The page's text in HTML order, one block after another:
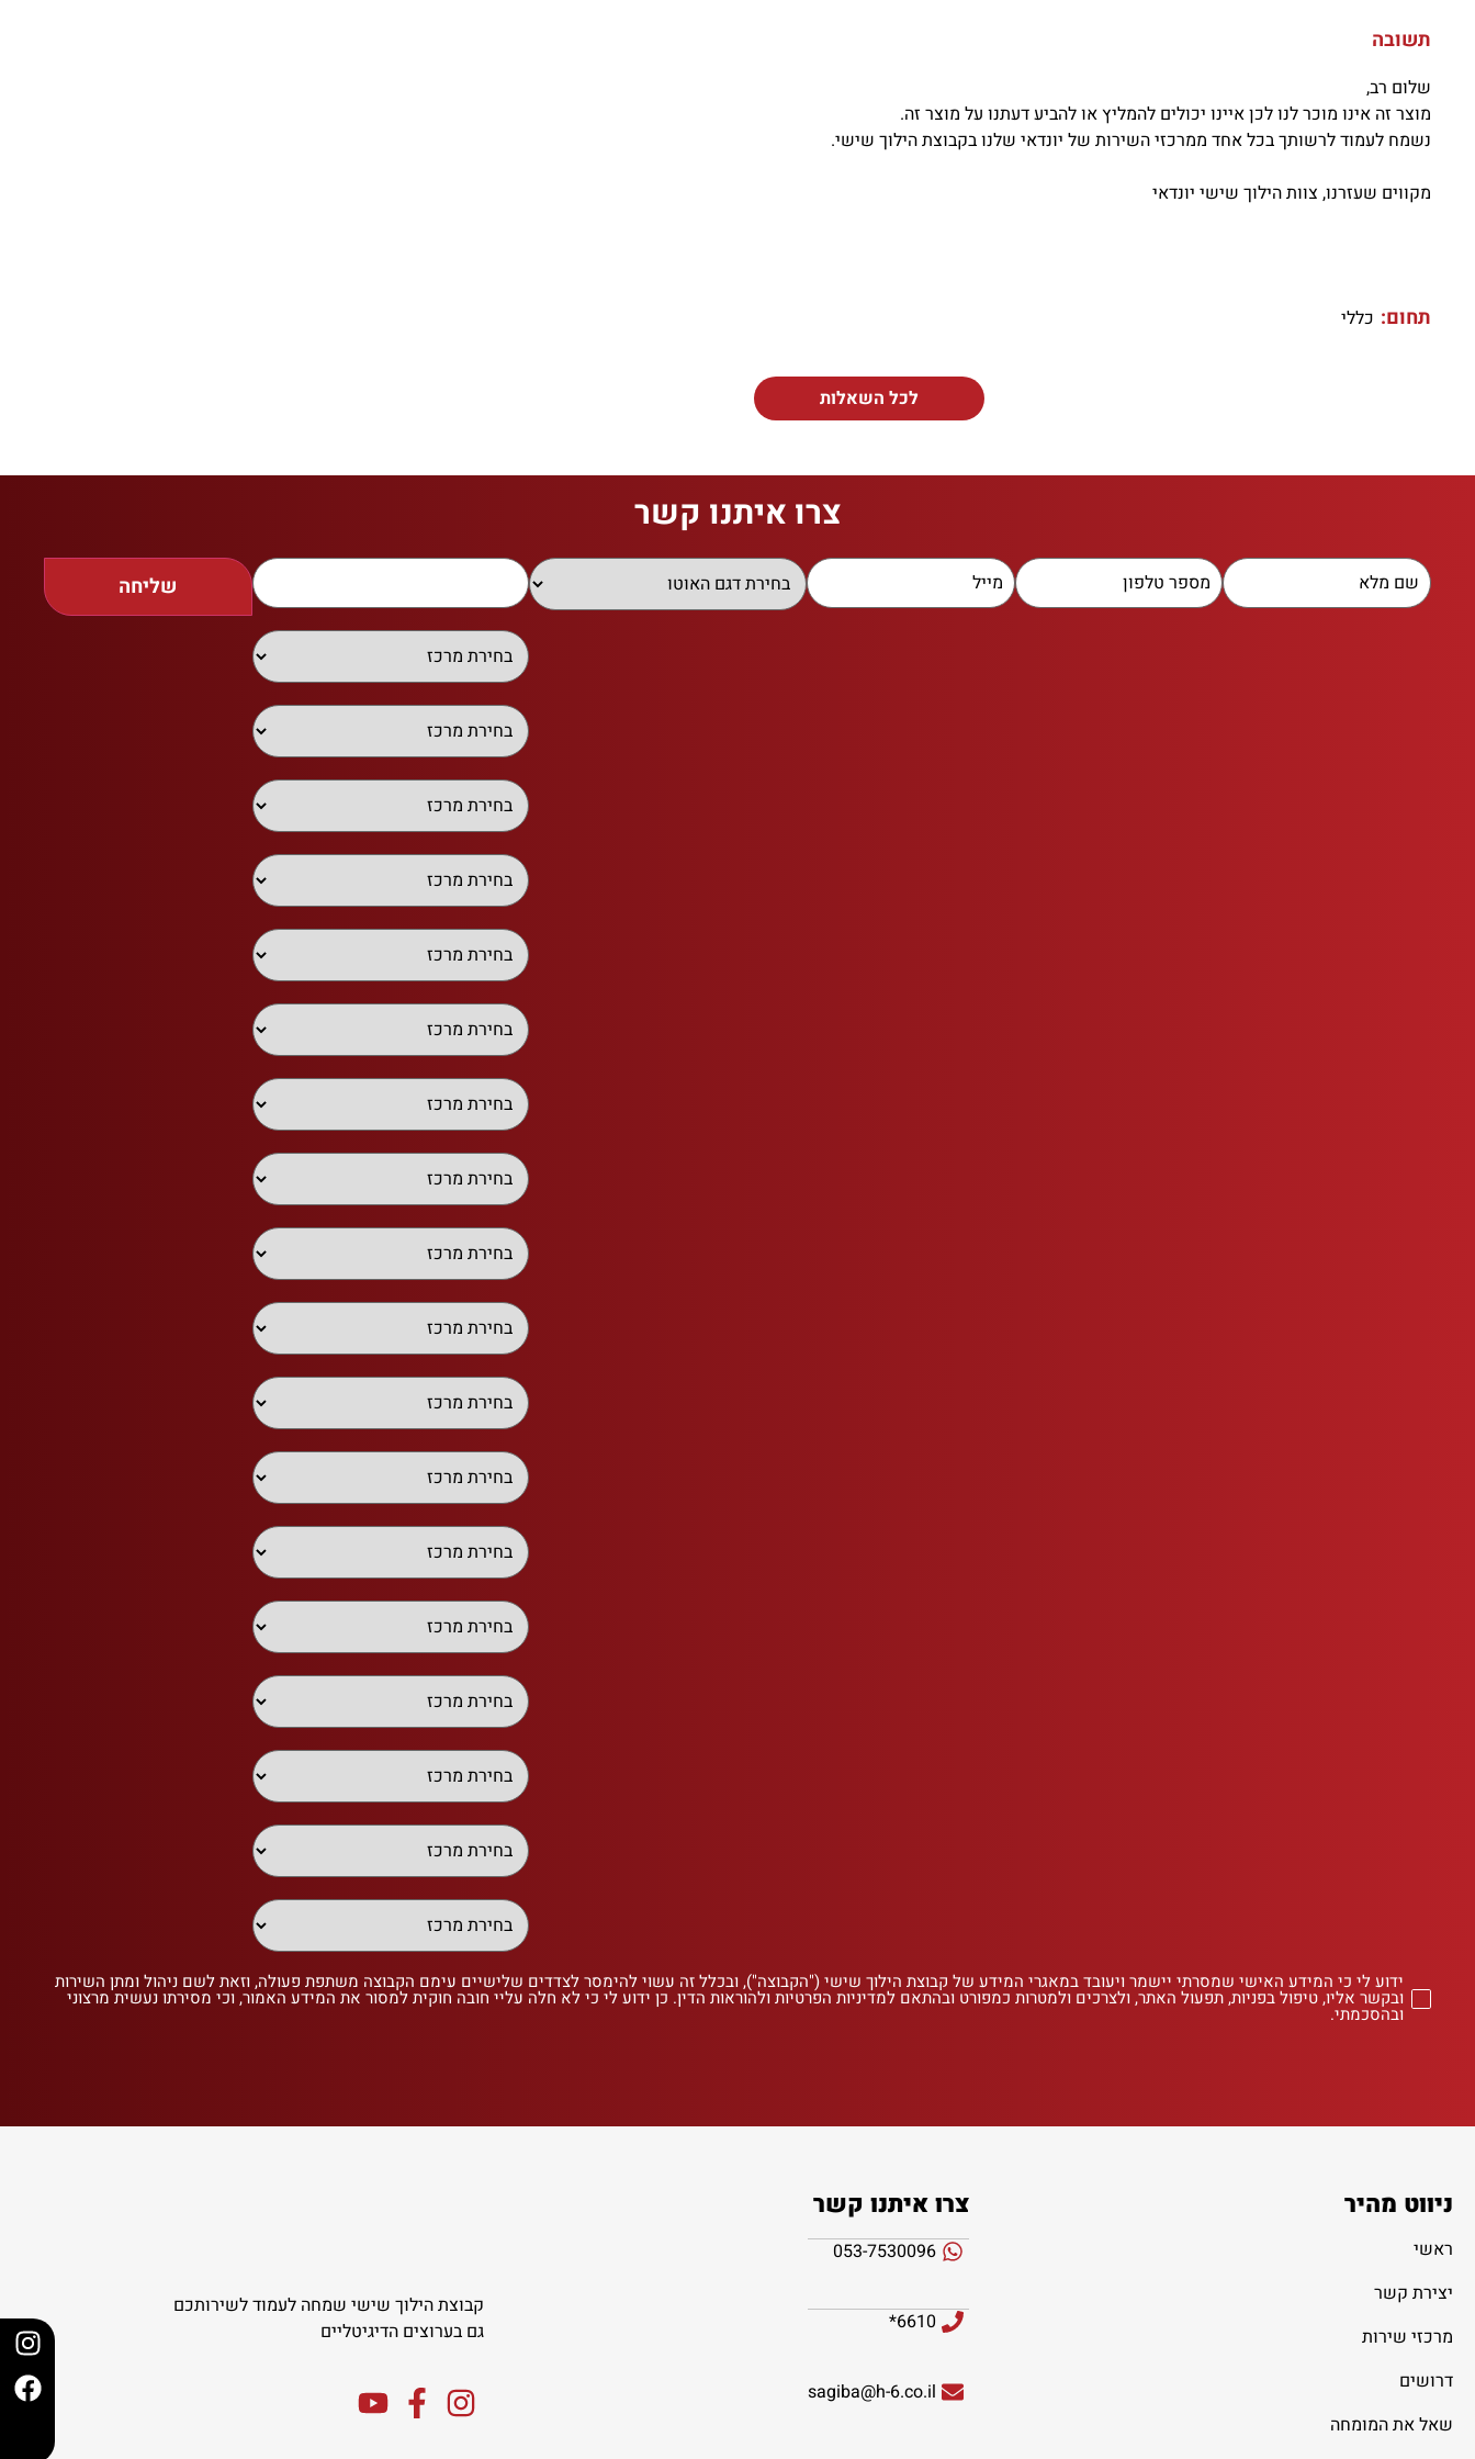
תשובה
שלום רב,
מוצר זה אינו מוכר לנו לכן איינו יכולים להמליץ או להביע דעתנו על מוצר זה.
נשמח לעמוד לרשותך בכל אחד ממרכזי השירות של יונדאי שלנו בקבוצת הילוך שישי.
מקווים שעזרנו, צוות הילוך שישי יונדאי
תחום: כללי
לכל השאלות
צרו איתנו קשר
שליחה
ידוע לי כי המידע האישי שמסרתי יישמר ויעובד במאגרי המידע של קבוצת הילוך שישי ("הקבוצה"), ובכלל זה עשוי להימסר לצדדים שלישיים עימם הקבוצה משתפת פעולה, וזאת לשם ניהול ומתן השירות
ובקשר אליו, טיפול בפניות, תפעול האתר, ולצרכים ולמטרות כמפורט ובהתאם למדיניות הפרטיות ולהוראות הדין. כן ידוע לי כי לא חלה עליי חובה חוקית למסור את המידע האמור, וכי מסירתו נעשית מרצוני
ובהסכמתי.
ניווט מהיר
ראשי
יצירת קשר
מרכזי שירות
דרושים
שאל את המומחה
צרו איתנו קשר
053-7530096
6610*
sagiba@h-6.co.il
קבוצת הילוך שישי שמחה לעמוד לשירותכם
גם בערוצים הדיגיטליים